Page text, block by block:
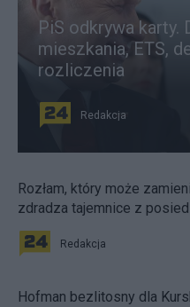
PiS odkrywa karty.
mieszkania, ETS,
rozliczenia
Redakcja
Rozłam, który może
zdradza tajemnice z
Redakcja
Hofman bezlitosny dla